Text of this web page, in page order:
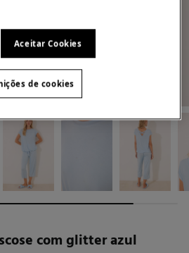
com glitter azul
Aceitar Cookies
de cookies